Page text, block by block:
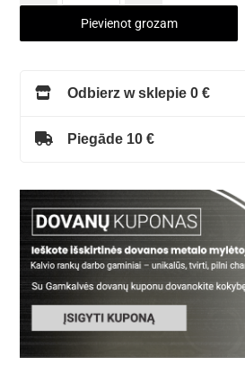
Pievienot grozam
Odbierz w sklepie 0 €
Piegāde 10 €